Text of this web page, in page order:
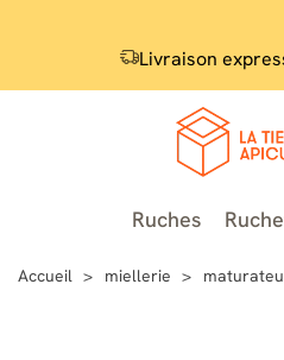
Livraison
Ruches
Accueil miellerie